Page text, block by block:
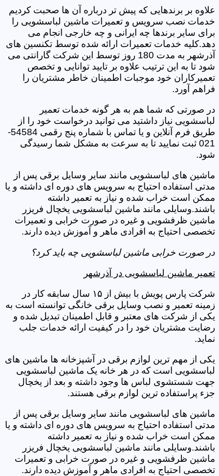
علاوه بر برندهایی که پیش تر درباره آن ها صحبت کردیم
خدمات نصب سرویس و تعمیرات ماشین لباسشویی را
برای سایر برندها چه ایرانی و چه خارجی انجام می
دهد.کلیه خدمات تعمیرات ارائه شده توسط تکنسین های
آذرشهر به مدت 180 روز توسط این شرکت گارانتی می
شود تا به این ترتیب علاوه بر تایید توانایی و تخصص
تعمیرکاران خود موجبات اطمینان خاطر مشتریان را
فراهم آورد.
در صورتی که شما هم به هر گونه خدمات تعمیر
لباسشویی نیاز داشتید می توانید درخواست خود را از
طریق فرم آنلاین و یا تماس با شماره پنج رقمی 54584-
021 ثبت نمایید تا به سرعت به مشکل شما رسیدگی
شود.
ماشین های لباسشویی مانند سایر وسایل برقی پس از
مدتی استفاده احتیاج به سرویس های دوره ای داشته و یا
ممکن است خراب شده و نیاز به تعمیر داشته
باشند.وسایلی مانند ماشین لباسشویی یخچال فریزر
ماشین ظرفشویی و غیره در صورت خرابی و تعمیرات
تخصصی احتیاج به افرادی ماهر و آموزش دیده دارند.
در صورت خرابی ماشین لباسشویی چه باید کرد؟
تعمیر ماشین لباسشویی در آذرشهر
شرکت پارس پویش با بیش از ۱۵ سال سابقه کار در
زمینه تعمیر و نصب وسایل برقی خانگی توانسته است به
یکی از شرکت های معتبر و قابل اطمینان تبدیل شده و
رضایت مشتریان خود را در کیفیت ارائه خدمات جلب
نماید.
یکی از مهم ترین لوازم برقی در آشپزخانه ها ماشین های
لباسشویی است که در هر خانه یک ماشین لباسشویی
جهت شستشوی لباس ها وجود داشته و بعد از یخچال
جزء پراستفاده ترین لوازم برقی هستند.
ماشین های لباسشویی مانند سایر وسایل برقی پس از
مدتی استفاده احتیاج به سرویس های دوره ای داشته و یا
ممکن است خراب شده و نیاز به تعمیر داشته
باشند.وسایلی مانند ماشین لباسشویی یخچال فریزر
ماشین ظرفشویی و غیره در صورت خرابی و تعمیرات
تخصصی احتیاج به افرادی ماهر و آموزش دیده دارند.